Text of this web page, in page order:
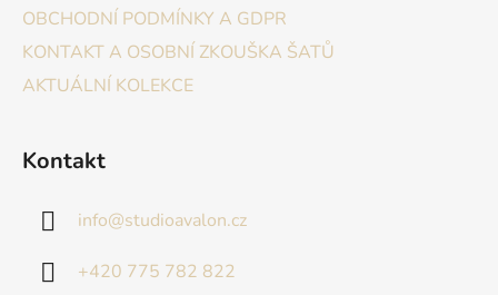
OBCHODNÍ PODMÍNKY A GDPR
KONTAKT A OSOBNÍ ZKOUŠKA ŠATŮ
AKTUÁLNÍ KOLEKCE
Kontakt
info@studioavalon.cz
+420 775 782 822